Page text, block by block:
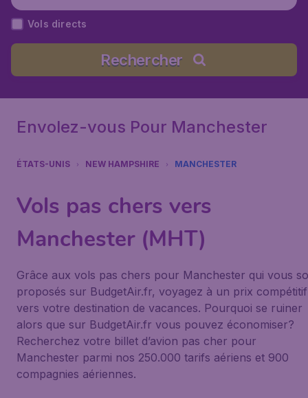
hester), États-Unis
Vols directs
Rechercher
Envolez-vous Pour Manchester
ÉTATS-UNIS NEW HAMPSHIRE MANCHESTER
Vols pas chers vers
Manchester (MHT)
Grâce aux vols pas chers pour Manchester qui vous
proposés sur BudgetAir.fr, voyagez à un prix compétitif
vers votre destination de vacances. Pourquoi se ruiner
alors que sur BudgetAir.fr vous pouvez économiser?
Recherchez votre billet d’avion pas cher pour
Manchester parmi nos 250.000 tarifs aériens et 900
compagnies aériennes.